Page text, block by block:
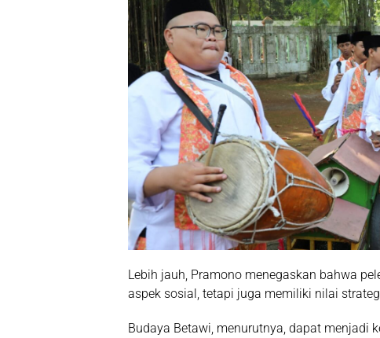
Lebih jauh, Pramono menegaskan bahwa
aspek sosial, tetapi juga memiliki nilai
Budaya Betawi, menurutnya, dapat menjadi